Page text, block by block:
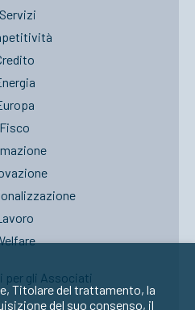
Fisco
per gli Associati
Titolare del trattamento, la
del suo consenso, il